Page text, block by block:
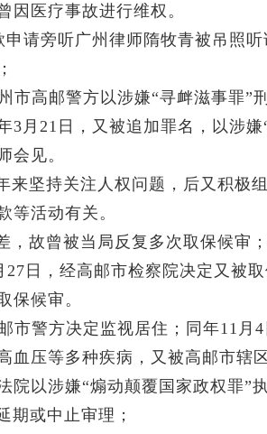
因医疗事故进行维权。
申请旁听广州律师隋牧青被吊照
市高邮警方以涉嫌“寻衅滋事罪”
3月21日，又被追加罪名，以涉
会见。
来坚持关注人权问题，后又积极
等活动有关。
，故曾被当局反复多次取保候审
日，经高邮市检察院决定又被
保候审。
市警方决定监视居住；同年11月
血压等多种疾病，又被高邮市辖
院以涉嫌“煽动颠覆国家政权罪”
期或中止审理；